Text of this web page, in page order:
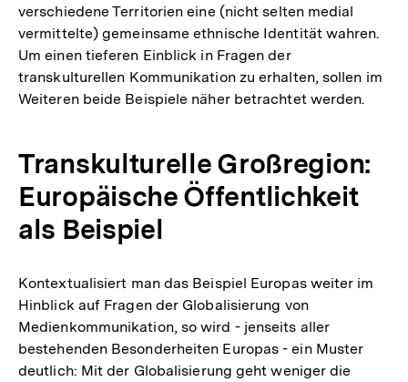
verschiedene Territorien eine (nicht selten medial
vermittelte) gemeinsame ethnische Identität wahren.
Um einen tieferen Einblick in Fragen der
transkulturellen Kommunikation zu erhalten, sollen im
Weiteren beide Beispiele näher betrachtet werden.
Transkulturelle Großregion:
Europäische Öffentlichkeit
als Beispiel
Kontextualisiert man das Beispiel Europas weiter im
Hinblick auf Fragen der Globalisierung von
Medienkommunikation, so wird - jenseits aller
bestehenden Besonderheiten Europas - ein Muster
deutlich: Mit der Globalisierung geht weniger die